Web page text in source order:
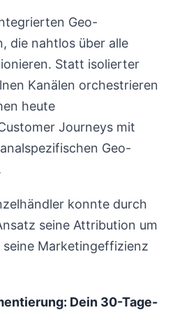
Geo-
die nahtlos über alle
Statt isolierter
Kanälen orchestrieren
heute
Journeys mit
Geo-
konnte durch
seine Attribution um
seine Marketingeffizienz
Dein 30-Tage-